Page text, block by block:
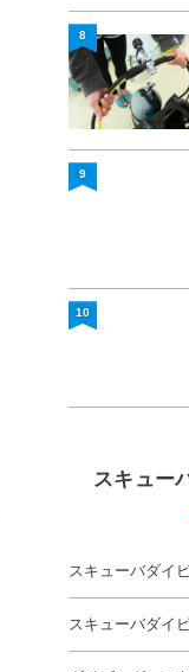
8
9
10
スキュー
スキューバダイ
スキューバダイ